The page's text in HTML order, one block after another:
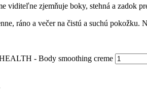
viditeľne zjemňuje boky, stehná a zadok
ráno a večer na čistú a suchú
- Body smoothing creme